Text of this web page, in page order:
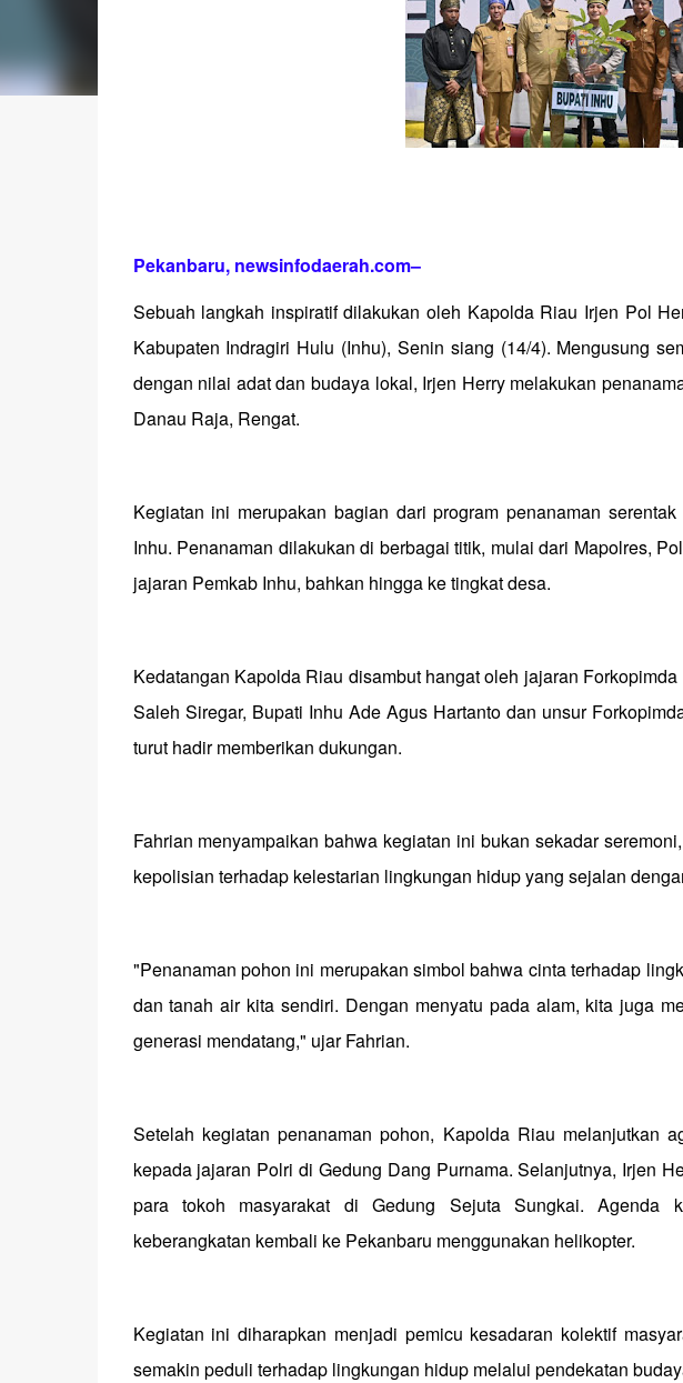
Pekanbaru, newsinfodaerah.com–
Sebuah langkah inspiratif dilakukan oleh Kapolda Riau Irjen Pol
Kabupaten Indragiri Hulu (Inhu), Senin siang (14/4). Mengusung
dengan nilai adat dan budaya lokal, Irjen Herry melakukan
Danau Raja, Rengat.
Kegiatan ini merupakan bagian dari program penanaman
Inhu. Penanaman dilakukan di berbagai titik, mulai dari Mapolres,
jajaran Pemkab Inhu, bahkan hingga ke tingkat desa.
Kedatangan Kapolda Riau disambut hangat oleh jajaran
Saleh Siregar, Bupati Inhu Ade Agus Hartanto dan unsur
turut hadir memberikan dukungan.
Fahrian menyampaikan bahwa kegiatan ini bukan sekadar
kepolisian terhadap kelestarian lingkungan hidup yang sejalan
"Penanaman pohon ini merupakan simbol bahwa cinta terhadap
dan tanah air kita sendiri. Dengan menyatu pada alam, kita juga
generasi mendatang," ujar Fahrian.
Setelah kegiatan penanaman pohon, Kapolda Riau melanjutkan
kepada jajaran Polri di Gedung Dang Purnama. Selanjutnya, Irjen
para tokoh masyarakat di Gedung Sejuta Sungkai. Agenda
keberangkatan kembali ke Pekanbaru menggunakan helikopter.
Kegiatan ini diharapkan menjadi pemicu kesadaran kolektif
semakin peduli terhadap lingkungan hidup melalui pendekatan